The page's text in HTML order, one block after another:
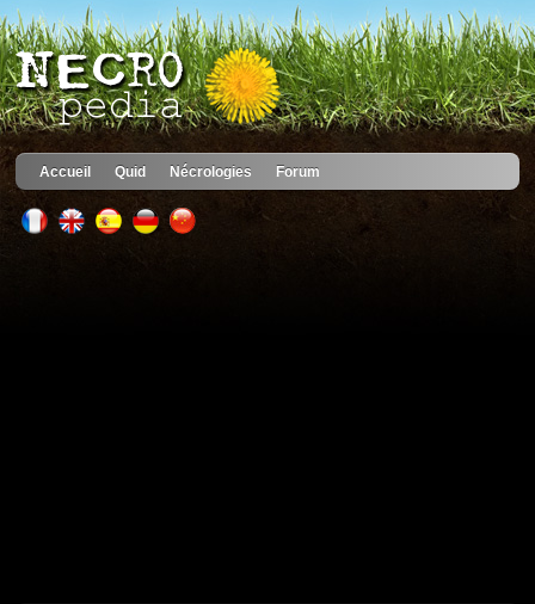
Accueil Quid Nécrologies Forum